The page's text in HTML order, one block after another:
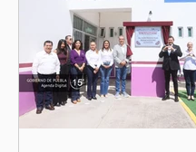
los recientes
casos en
de viajeros del
que visitaron
mexicano. A
mensaje